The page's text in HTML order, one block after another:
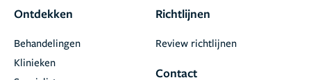
Ontdekken
Behandelingen
Klinieken
Richtlijnen
Review richtlijnen
Contact